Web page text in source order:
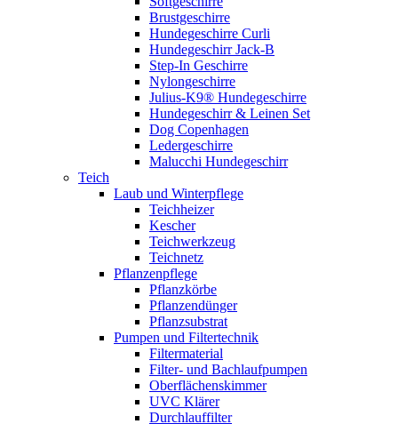
Brustgeschirre
Hundegeschirre Curli
Hundegeschirr Jack-B
Step-In Geschirre
Nylongeschirre
Julius-K9® Hundegeschirre
Hundegeschirr & Leinen Set
Dog Copenhagen
Ledergeschirre
Malucchi Hundegeschirr
Teich
Laub und Winterpflege
Teichheizer
Kescher
Teichwerkzeug
Teichnetz
Pflanzenpflege
Pflanzkörbe
Pflanzendünger
Pflanzsubstrat
Pumpen und Filtertechnik
Filtermaterial
Filter- und Bachlaufpumpen
Oberflächenskimmer
UVC Klärer
Durchlauffilter